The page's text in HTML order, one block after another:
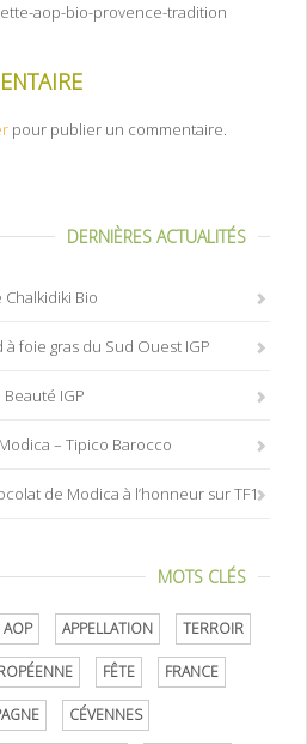
aop-bio-provence-tradition
pour publier un commentaire.
DERNIÈRES ACTUALITÉS
Bio
foie gras du Sud Ouest IGP
Beauté IGP
– Tipico Barocco
de Modica à l’honneur sur TF1
MOTS CLÉS
AOP APPELLATION TERROIR
FÊTE FRANCE
CÉVENNES